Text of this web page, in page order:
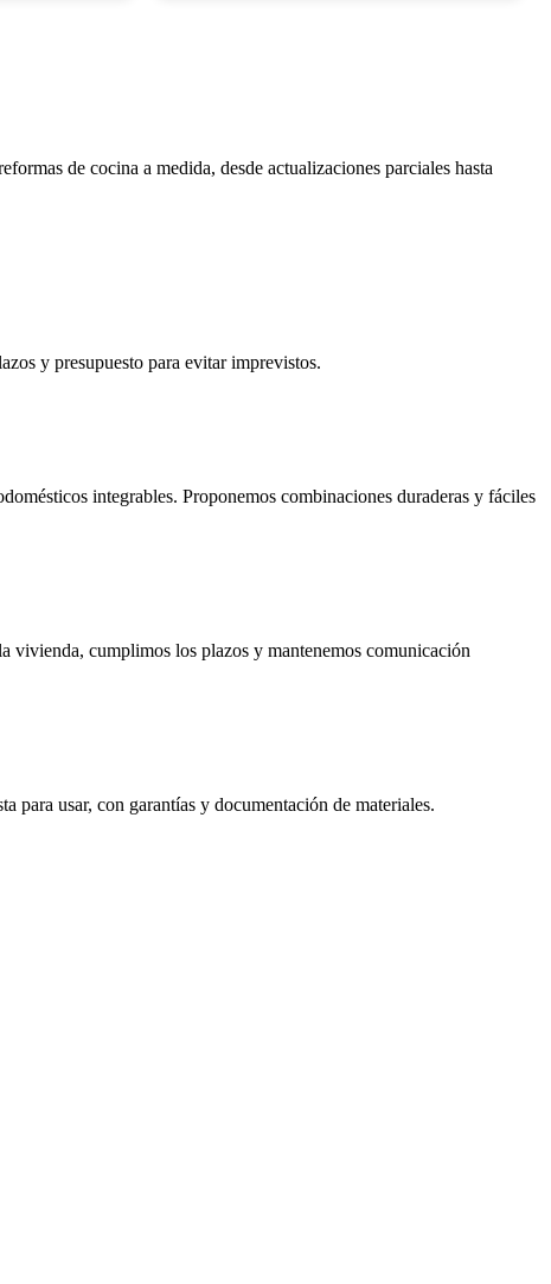
de cocina a medida, desde actualizaciones parciales hasta
y presupuesto para evitar imprevistos.
integrables. Proponemos combinaciones duraderas y fáciles
vivienda, cumplimos los plazos y mantenemos comunicación
para usar, con garantías y documentación de materiales.